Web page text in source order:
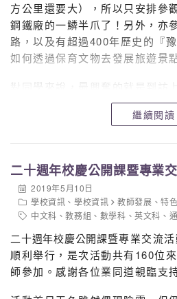
方公里還要大），所以只安排參
鋼鐵廠的一鱗半爪了！另外，亦
路，以及有超過400年歷史的『
如何透過保育文物去發展旅遊景
對同學來說，最興奮的就是到訪
輕鬆鬆玩樂一天外，同學們亦思
互為競爭還是互補強弱？最後一
技、環保綠化及旅遊業的發展，
劃以至《大灣區規劃綱要》，與
合，各自發揮兩地的優勢，推動
可持續發展。
繼續閱讀
二十週年校慶公開課暨專業
2019年5月10日
學校資訊 、學校資訊 教師發展 、特
中文科 、教務組 、 數學科 、英文科 、
二十週年校慶公開課暨專業交流
順利舉行，是次活動共有160位
師參加。感謝各位業同道親臨支